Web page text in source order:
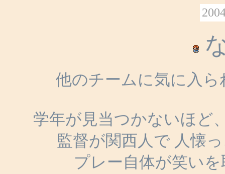
他のチームに気に入
学年が見当つかないほど
監督が関西人で 人懐
プレー自体が笑い